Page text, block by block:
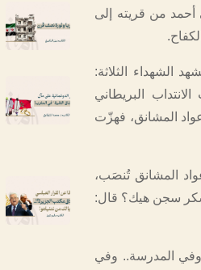
من قريته إلى
الطفل على مشهد الشهداء الثلاثة:
البريطاني
المشانق، فهزّت
المشانق تُنصَب،
سجن هيك؟ قال:
وفي المدرسة.. وفي